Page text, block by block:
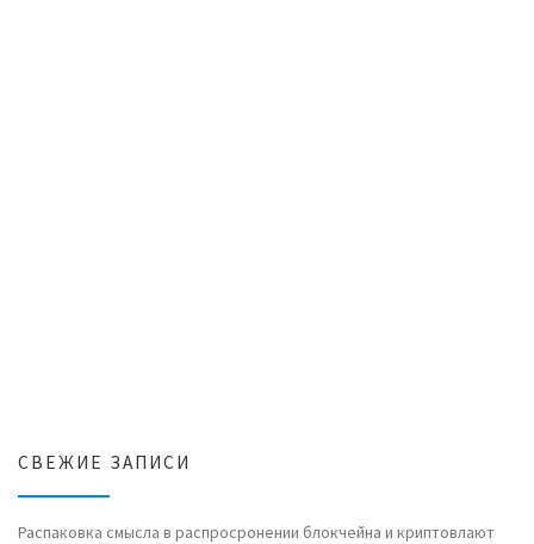
СВЕЖИЕ ЗАПИСИ
Распаковка смысла в распросронении блокчейна и криптовлают